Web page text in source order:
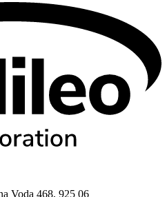
Voda 468, 925 06